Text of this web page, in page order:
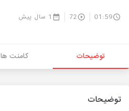
01:59
72 1 سال پیش
توضیحات کامنت ها
توضیحات